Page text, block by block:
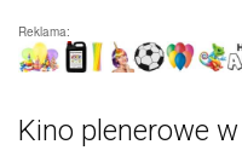
Reklama:
Kino plenerowe